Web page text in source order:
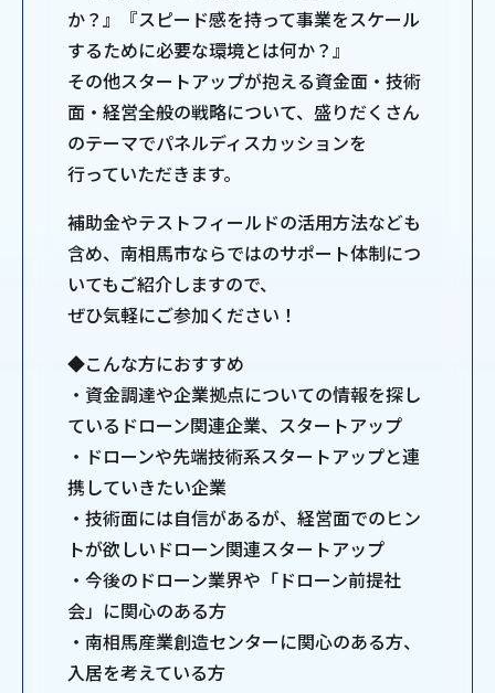
か？』『スピード感を持って事業をスケール
するために必要な環境とは何か？』
その他スタートアップが抱える資金面・技術
面・経営全般の戦略について、盛りだくさん
のテーマでパネルディスカッションを
行っていただきます。
補助金やテストフィールドの活用方法なども
含め、南相馬市ならではのサポート体制につ
いてもご紹介しますので、
ぜひ気軽にご参加ください！
◆こんな方におすすめ
・資金調達や企業拠点についての情報を探し
ているドローン関連企業、スタートアップ
・ドローンや先端技術系スタートアップと連
携していきたい企業
・技術面には自信があるが、経営面でのヒン
トが欲しいドローン関連スタートアップ
・今後のドローン業界や「ドローン前提社
会」に関心のある方
・南相馬産業創造センターに関心のある方、
入居を考えている方